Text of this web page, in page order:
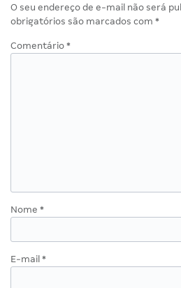
O seu endereço de e-mail não será
obrigatórios são marcados com *
Comentário *
Nome *
E-mail *